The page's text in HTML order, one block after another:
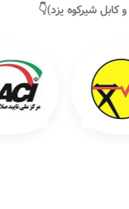
کابل شیرکوه یزد)👇